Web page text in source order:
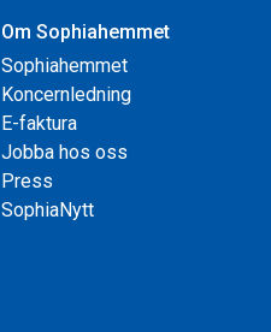
Om Sophiahemmet
Sophiahemmet
Koncernledning
E-faktura
Jobba hos oss
Press
SophiaNytt